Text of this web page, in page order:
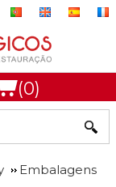
(0)
Embalagens